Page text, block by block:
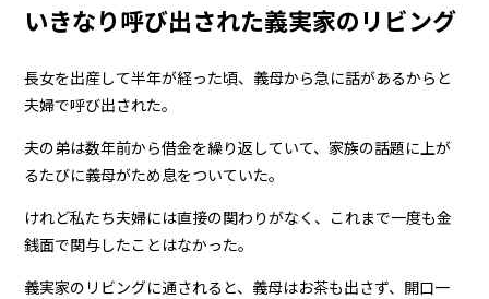
いきなり呼び出された義実家のリビング
長女を出産して半年が経った頃、義母から急に話があるからと
夫婦で呼び出された。
夫の弟は数年前から借金を繰り返していて、家族の話題に上が
るたびに義母がため息をついていた。
けれど私たち夫婦には直接の関わりがなく、これまで一度も金
銭面で関与したことはなかった。
義実家のリビングに通されると、義母はお茶も出さず、開口一